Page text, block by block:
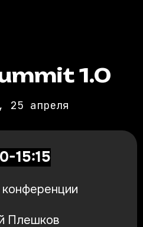
1.0
25 апреля
15:15
Плешков